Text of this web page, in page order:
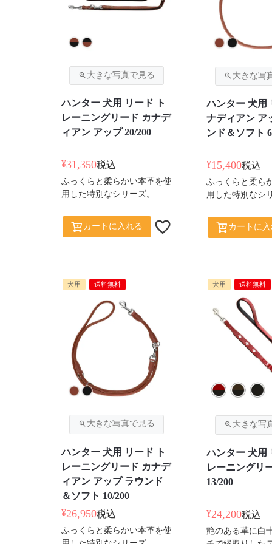
ハンター 犬用 リード ト
レーニングリード カナデ
ィアン アップ 20/200
¥31,350税込
ふっくらと柔らかい本革を使
用した特別なシリーズ。
カートに入れる
ハンター 犬用
ナディアン ア
ンド＆ソフト
¥15,400税込
ふっくらと柔ら
用した特別なシ
カートに
犬用 送料無料
ハンター 犬用 リード ト
レーニングリード カナデ
ィアン アップ ラウンド
＆ソフト 10/200
¥26,950税込
ふっくらと柔らかい本革を使
犬用 送料無料
ハンター 犬用
レーニングリ
13/200
¥24,200税込
艶のある革に白